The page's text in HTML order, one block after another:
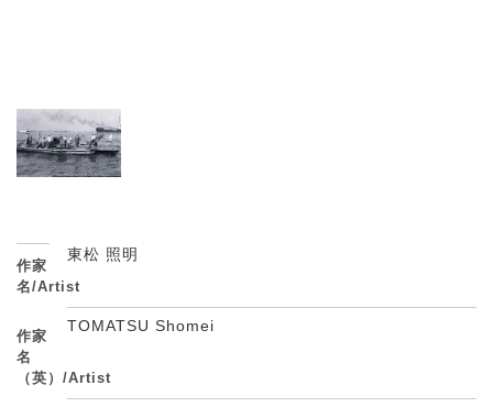
作家
名/Artist
東松 照明
作家
名
（英）/Artist
TOMATSU Shomei